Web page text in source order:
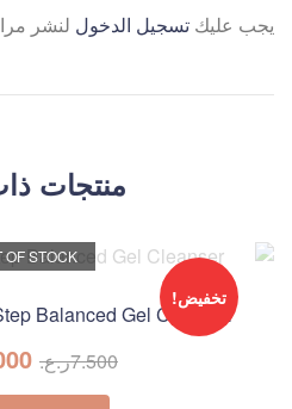
يجب عليك تسجيل الدخول لنشر
منتجات
تخفيض!
OF STOCK
Balanced Gel Cleanser
7.500ر.ع.